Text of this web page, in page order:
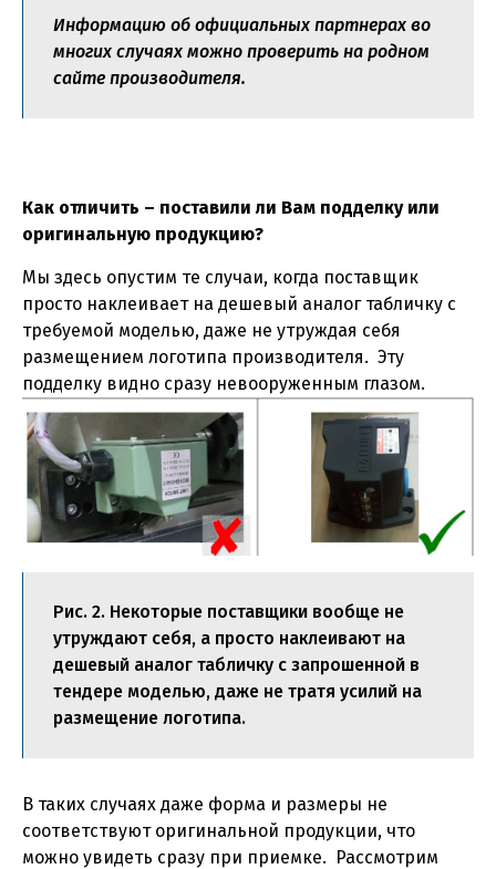
Информацию об официальных партнерах во
многих случаях можно проверить на родном
сайте производителя.
Как отличить – поставили ли Вам подделку или
оригинальную продукцию?
Мы здесь опустим те случаи, когда поставщик
просто наклеивает на дешевый аналог табличку с
требуемой моделью, даже не утруждая себя
размещением логотипа производителя. Эту
подделку видно сразу невооруженным глазом.
Рис. 2. Некоторые поставщики вообще не
утруждают себя, а просто наклеивают на
дешевый аналог табличку с запрошенной в
тендере моделью, даже не тратя усилий на
размещение логотипа.
В таких случаях даже форма и размеры не
соответствуют оригинальной продукции, что
можно увидеть сразу при приемке. Рассмотрим